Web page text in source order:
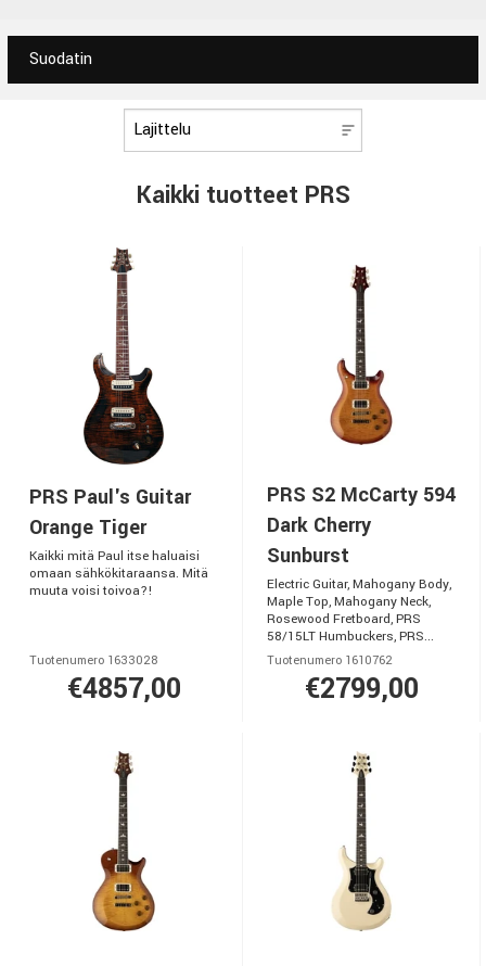
Suodatin
Kaikki tuotteet PRS
PRS Paul's Guitar
Orange Tiger
Kaikki mitä Paul itse haluaisi
omaan sähkökitaraansa. Mitä
muuta voisi toivoa?!
Tuotenumero 1633028
€4857,00
PRS S2 McCarty 594
Dark Cherry
Sunburst
Electric Guitar, Mahogany Body,
Maple Top, Mahogany Neck,
Rosewood Fretboard, PRS
58/15LT Humbuckers, PRS...
Tuotenumero 1610762
€2799,00